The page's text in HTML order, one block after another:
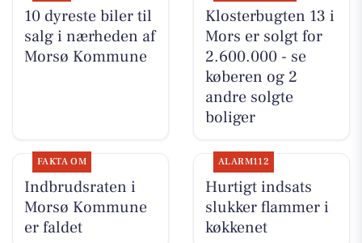
10 dyreste biler til
salg i nærheden af
Morsø Kommune
Klosterbugten 13 i
Mors er solgt for
2.600.000 - se
køberen og 2
andre solgte
boliger
FAKTA OM
Indbrudsraten i
Morsø Kommune
er faldet
ALARM112
Hurtigt indsats
slukker flammer i
køkkenet